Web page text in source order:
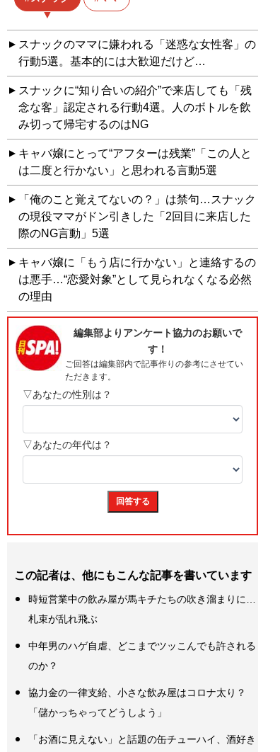
スナックのママに嫌われる「迷惑な女性客」の
行動5選。基本的には大歓迎だけど…
スナックに“知り合いの紹介”で来店しても「残
念な客」認定される行動4選。人のボトルを飲
み切って帰宅するのはNG
キャバ嬢にとって“アフターは残業”「この人と
は二度と行かない」と思われる言動5選
「俺のこと覚えてないの？」は禁句…スナック
の現役ママがドン引きした「2回目に来店した
際のNG言動」5選
キャバ嬢に「もう店に行かない」と連絡するの
は悪手…“恋愛対象”として見られなくなる必然
の理由
この記者は、他にもこんな記事を書いています
時短営業中の飲み屋が馬キチたちの吹き溜まりに…
札束が乱れ飛ぶ
中年男のハゲ自虐、どこまでツッこんでも許される
のか？
協力金の一律支給、小さな飲み屋はコロナ太り？
「儲かっちゃってどうしよう」
「お酒に見えない」と話題の缶チューハイ、酒好き